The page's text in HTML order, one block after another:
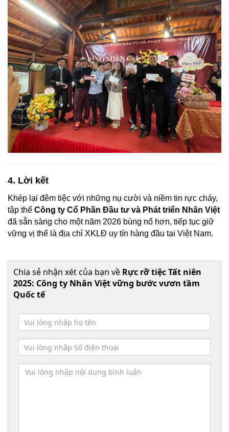
4. Lời kết
Khép lại đêm tiệc với những nụ cười và niềm tin rực cháy,
tập thể Công ty Cổ Phần Đầu tư và Phát triển Nhân Việt
đã sẵn sàng cho một năm 2026 bùng nổ hơn, tiếp tục giữ
vững vị thế là địa chỉ XKLĐ uy tín hàng đầu tại Việt Nam.
Chia sẻ nhận xét của bạn về Rực rỡ tiệc Tất niên
2025: Công ty Nhân Việt vững bước vươn tầm
Quốc tế